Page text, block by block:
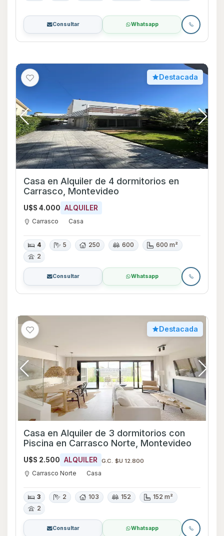
Consultar Whatsapp
Destacada
Casa en Alquiler de 4 dormitorios en
Carrasco, Montevideo
U$S 4.000 ALQUILER
Carrasco Casa
4 5 250 600
600 m²
2
Consultar Whatsapp
Destacada
Casa en Alquiler de 3 dormitorios con
Piscina en Carrasco Norte, Montevideo
U$S 2.500 ALQUILER G.C. $U 12.800
Carrasco Norte Casa
3 2 103 152
152 m²
2
Consultar Whatsapp